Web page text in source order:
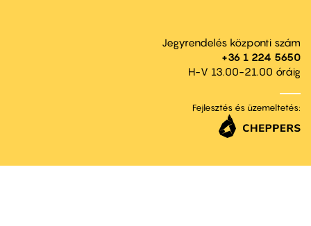
Jegyrendelés központi szám
+36 1 224 5650
H-V 13.00-21.00 óráig
Fejlesztés és üzemeltetés: